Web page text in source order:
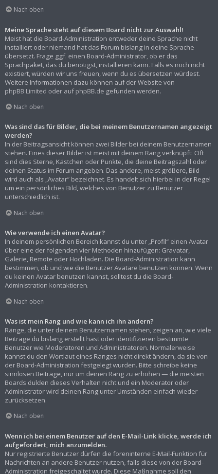
Nach oben
Meine Sprache steht auf diesem Board nicht zur Auswahl!
Meist hat die Board-Administration entweder deine Sprache nicht
installiert oder niemand hat das Forum bislang in deine Sprache
übersetzt. Frage ggf. einen Board-Administrator, ob er das
Sprachpaket, das du benötigst, installieren kann. Falls es noch nicht
existiert, würden wir uns freuen, wenn du es übersetzen würdest.
Weitere Informationen dazu können auf der Website von
phpBB Limited oder aufphpBB.de gefunden werden.
Nach oben
Was sind das für Bilder, die bei meinem Benutzernamen angezeigt
werden?
In der Beitragsansicht können zwei Bilder bei deinem Benutzernamen
stehen. Eines dieser Bilder ist meist mit deinem Rang verknüpft: Oft
sind dies Sterne, Kästchen oder Punkte, die deine Beitragszahl oder
deinen Status im Forum angeben. Das andere, meist größere, Bild
wird auch als „Avatar“ bezeichnet. Es handelt sich hierbei in der Regel
um ein persönliches Bild, welches von Benutzer zu Benutzer
unterschiedlich ist.
Nach oben
Wie verwende ich einen Avatar?
In deinem persönlichen Bereich kannst du unter „Profil“ einen Avatar
über eine der folgenden vier Methoden hinzufügen: Gravatar,
Galerie, Remote oder Hochladen. Die Board-Administration kann
bestimmen, ob und wie die Benutzer Avatare benutzen können. Wenn
du keinen Avatar benutzen kannst, solltest du die Board-
Administration kontaktieren.
Nach oben
Was ist mein Rang und wie kann ich ihn ändern?
Ränge, die unter deinem Benutzernamen stehen, zeigen an, wie viele
Beiträge du bislang erstellt hast oder identifizieren bestimmte
Benutzer wie Moderatoren und Administratoren. Normalerweise
kannst du den Wortlaut eines Ranges nicht direkt ändern, da sie von
der Board-Administration festgelegt wurden. Bitte schreibe keine
sinnlosen Beiträge, nur um deinen Rang zu erhöhen — die meisten
Boards dulden dieses Verhalten nicht und ein Moderator oder
Administrator wird deinen Rang unter Umständen einfach wieder
zurücksetzen.
Nach oben
Wenn ich bei einem Benutzer auf den E-Mail-Link klicke, werde ich
aufgefordert, mich anzumelden.
Nur registrierte Benutzer dürfen die foreninterne E-Mail-Funktion für
Nachrichten an andere Benutzer nutzen, falls diese von der Board-
Administration freigeschaltet wurde. Diese Maßnahme soll den